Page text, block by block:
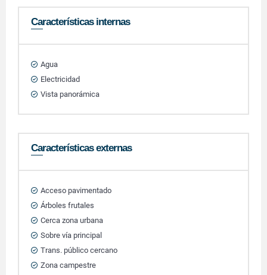
Características internas
Agua
Electricidad
Vista panorámica
Características externas
Acceso pavimentado
Árboles frutales
Cerca zona urbana
Sobre vía principal
Trans. público cercano
Zona campestre